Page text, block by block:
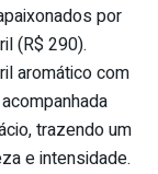
por
(R$ 290).
aromático com
trazendo um
e intensidade.